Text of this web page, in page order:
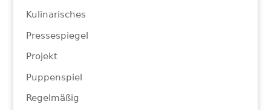
Kulinarisches
Pressespiegel
Projekt
Puppenspiel
Regelmäßig